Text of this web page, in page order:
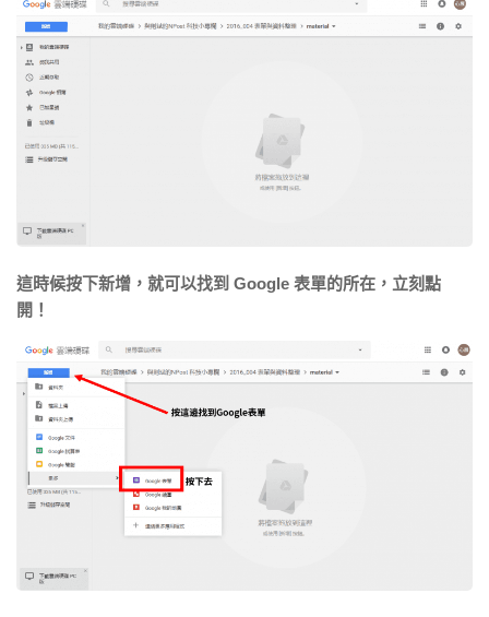
這時候按下新增，就可以找到 Google 表單的所在，立刻點
開！